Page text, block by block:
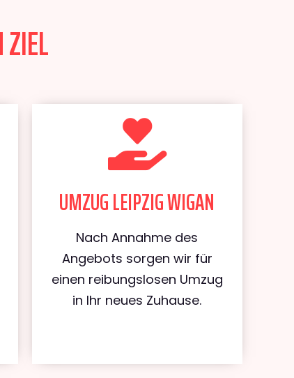
UMZUG LEIPZIG WIGAN
Nach Annahme des
Angebots sorgen wir für
einen reibungslosen Umzug
in Ihr neues Zuhause.